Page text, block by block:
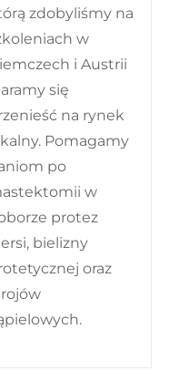
zdobyliśmy na
w
i Austrii
się
na rynek
Pomagamy
po
w
protez
bielizny
oraz